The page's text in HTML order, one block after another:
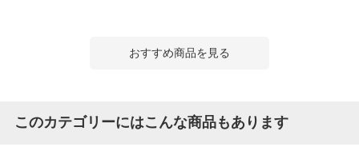
おすすめ商品を見る
このカテゴリーにはこんな商品もあります